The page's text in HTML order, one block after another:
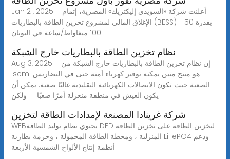
Jan 21, 2025 · أعلنت شركة «السويدي إليكتريك» المصرية، إتمام
الإغلاق المالي لمشروع تخزين الطاقة بالبطاريات (BESS) بقدرة 50 -
100 ميغاواط/ساعة في اليونان.
نظام تخزين الطاقة بالبطاريات خارج الشبكة
Aug 3, 2025 · إن نظام تخزين الطاقة بالبطاريات خارج الشبكة من
Isemi هو منتج متين يمكنه توفير كهرباء آمنة حتى في التضاريس
الصعبة حيث تكون الاتصالات الكهربائية التقليدية غالبًا صعبة. يمكن أن
يكون العيش في منطقة منعزلة أمرًا صعبًا — ولكن
شركة غرينادا المصنعة لإمدادات الطاقة لتخزين
WEBيحتوي نظام توليد الطاقة DFD لتخزين الطاقة على تخزين الطاقة
المنزلية ، ومحطة الطاقة المحمولة ، وحزمة بطارية LiFePO4 ودعم
أنظمة إنتاج الألواح الشمسية الأربعة.